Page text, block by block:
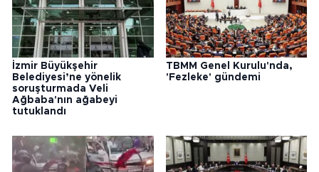
İzmir Büyükşehir
Belediyesi’ne yönelik
soruşturmada Veli
Ağbaba'nın ağabeyi
tutuklandı
TBMM Genel Kurulu'nda,
'Fezleke' gündemi